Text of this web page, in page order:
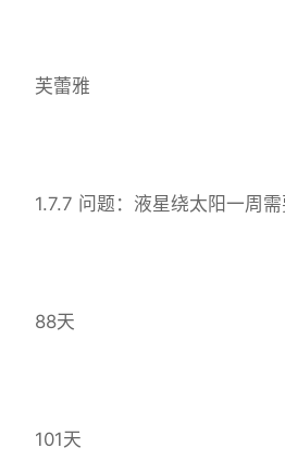
芙蕾雅
1.7.7 问题：液星绕太阳一周需
88天
101天